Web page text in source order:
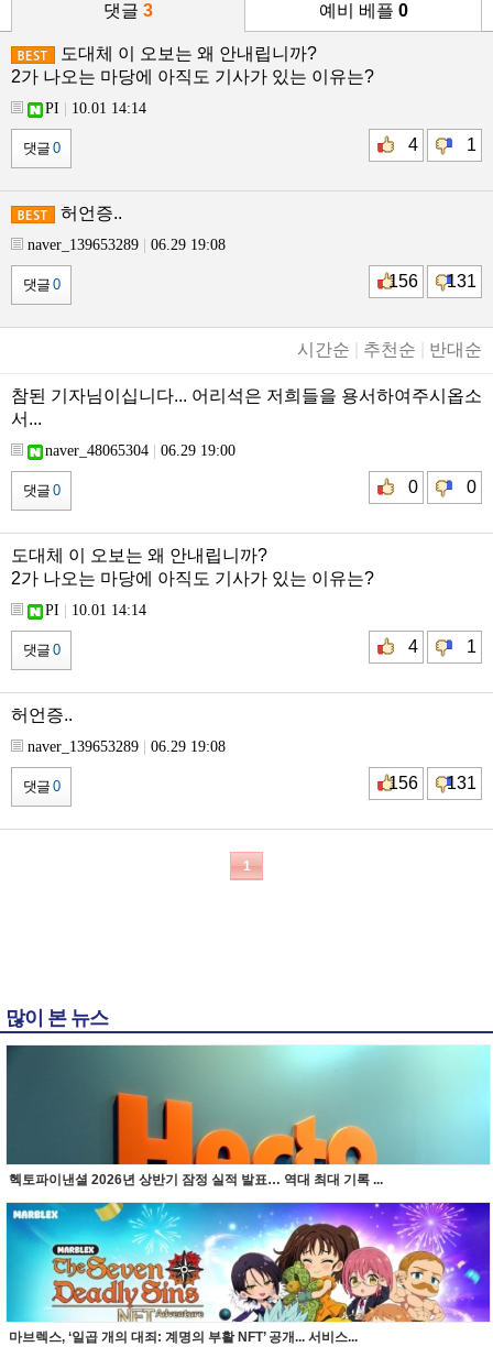
댓글 3 예비 베플 0
도대체 이 오보는 왜 안내립니까?
2가 나오는 마당에 아직도 기사가 있는 이유는?
PI 10.01 14:14
댓글 0 4 1
허언증..
naver_139653289 06.29 19:08
댓글 0 156 131
시간순 추천순 반대순
참된 기자님이십니다... 어리석은 저희들을 용서하여주시옵소
서...
naver_48065304 06.29 19:00
댓글 0 0 0
도대체 이 오보는 왜 안내립니까?
2가 나오는 마당에 아직도 기사가 있는 이유는?
PI 10.01 14:14
댓글 0 4 1
허언증..
naver_139653289 06.29 19:08
댓글 0 156 131
1
많이 본 뉴스
헥토파이낸셜 2026년 상반기 잠정 실적 발표… 역대 최대 기록 ...
마브렉스, ‘일곱 개의 대죄: 계명의 부활 NFT’ 공개... 서비스...